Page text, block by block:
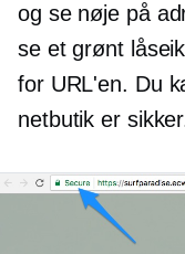
og se nøje på
se et grønt
for URL'en. Du
netbutik er